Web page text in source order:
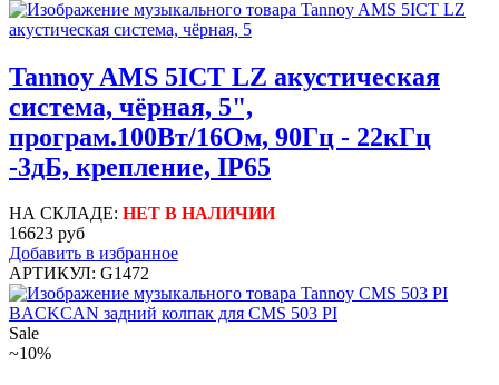
Tannoy AMS 5ICT LZ акустическая
система, чёрная, 5",
програм.100Вт/16Ом, 90Гц - 22кГц
-3дБ, крепление, IP65
НА СКЛАДЕ: НЕТ В НАЛИЧИИ
16623 руб
Добавить в избранное
АРТИКУЛ: G1472
Sale
~10%